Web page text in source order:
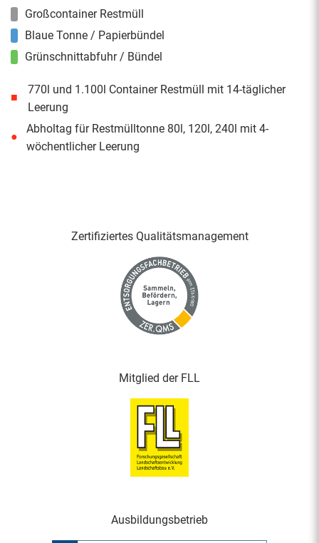
Großcontainer Restmüll
Blaue Tonne / Papierbündel
Grünschnittabfuhr / Bündel
■
770l und 1.100l Container Restmüll mit 14-täglicher
Leerung
●
Abholtag für Restmülltonne 80l, 120l, 240l mit 4-
wöchentlicher Leerung
Zertifiziertes Qualitäts­management
Mitglied der FLL
Ausbildungsbetrieb